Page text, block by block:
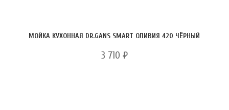
МОЙКА КУХОННАЯ DR.GANS SMART ОЛИВИЯ 420 ЧЁРНЫЙ
3 710 ₽